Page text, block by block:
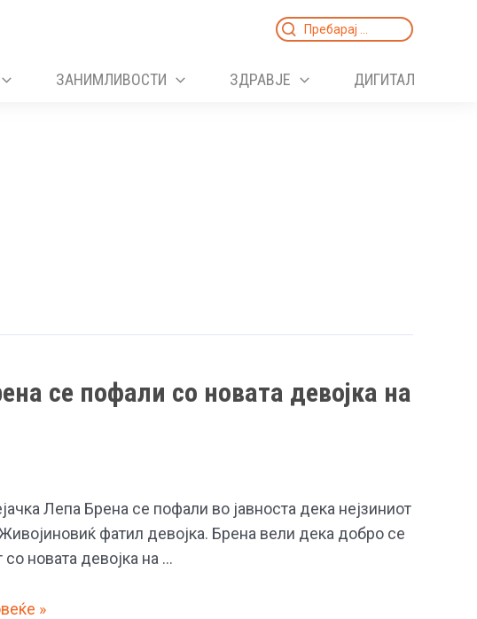
Search
ЗАНИМЛИВОСТИ ЗДРАВЈЕ ДИГИТАЛ
се пофали со новата девојка на
Лепа Брена се пофали во јавноста дека нејзиниот
фатил девојка. Брена вели дека добро се
со новата девојка на …
»